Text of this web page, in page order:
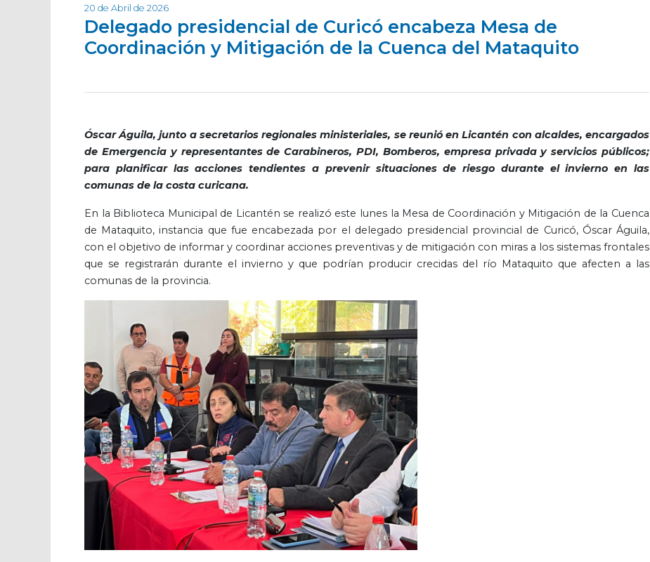
20 de Abril de 2026
Delegado presidencial de Curicó encabeza Mesa de
Coordinación y Mitigación de la Cuenca del Mataquito
Óscar Águila, junto a secretarios regionales ministeriales, se reunió en Licantén con alcaldes, encargados
de Emergencia y representantes de Carabineros, PDI, Bomberos, empresa privada y servicios públicos;
para planificar las acciones tendientes a prevenir situaciones de riesgo durante el invierno en las
comunas de la costa curicana.
En la Biblioteca Municipal de Licantén se realizó este lunes la Mesa de Coordinación y Mitigación de la Cuenca
de Mataquito, instancia que fue encabezada por el delegado presidencial provincial de Curicó, Óscar Águila,
con el objetivo de informar y coordinar acciones preventivas y de mitigación con miras a los sistemas frontales
que se registrarán durante el invierno y que podrían producir crecidas del río Mataquito que afecten a las
comunas de la provincia.